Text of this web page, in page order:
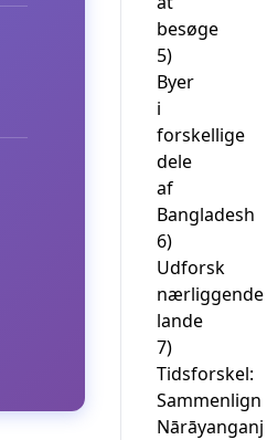
besøge
5)
Byer
i
forskellige
dele
af
Bangladesh
6)
Udforsk
nærliggende
lande
7)
Tidsforskel:
Sammenlign
Nārāyanganj